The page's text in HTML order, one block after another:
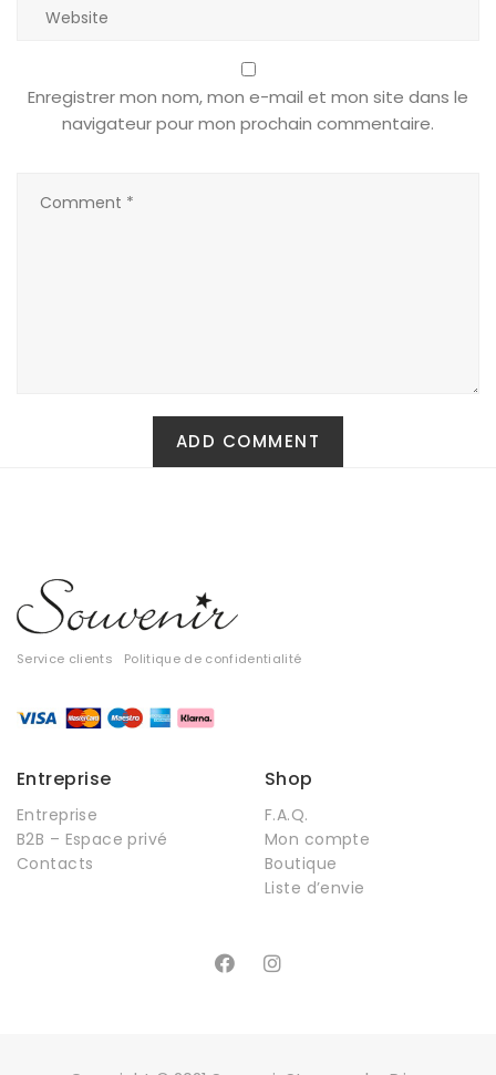
Tous
Carte Cadeau
Enregistrer mon nom, mon e-mail et mon site dans le
navigateur pour mon prochain commentaire.
Service clients Politique de confidentialité
Entreprise
Entreprise
B2B – Espace privé
Contacts
Shop
F.A.Q.
Mon compte
Boutique
Liste d’envie